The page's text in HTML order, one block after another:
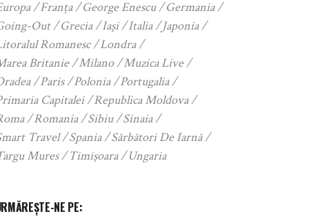
Franța George Enescu
Germania
Out
Grecia Iași Italia
Japonia
Romanesc
Londra
Britanie
Milano
Muzica Live
Paris Polonia
Portugalia
Capitalei
Republica Moldova
Romania Sibiu
Sinaia
Travel
Spania
Sărbători De Iarnă
Mures
Timișoara Ungaria
NE PE: